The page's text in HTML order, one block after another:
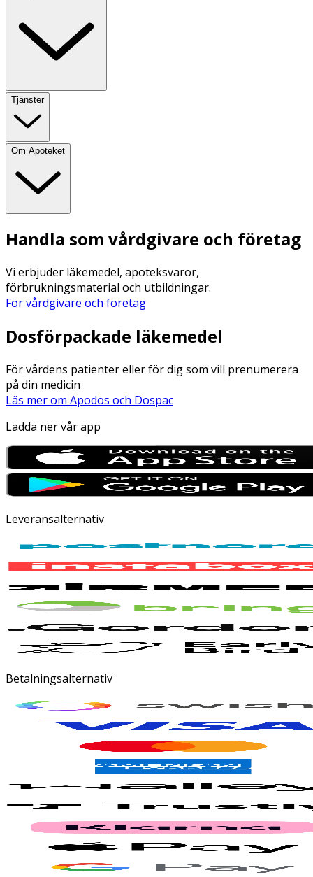
Tjänster
Om Apoteket
Handla som vårdgivare och företag
Vi erbjuder läkemedel, apoteksvaror,
förbrukningsmaterial och utbildningar.
För vårdgivare och företag
Dosförpackade läkemedel
För vårdens patienter eller för dig som vill prenumerera
på din medicin
Läs mer om Apodos och Dospac
Ladda ner vår app
Leveransalternativ
Betalningsalternativ